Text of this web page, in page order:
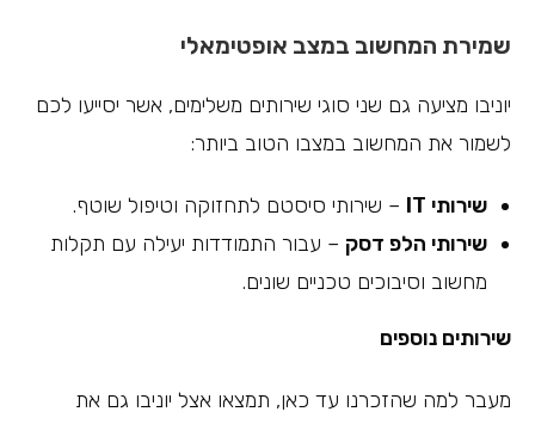
שמירת המחשוב במצב אופטימאלי
יוניבו מציעה גם שני סוגי שירותים משלימים, אשר יסייעו לכם
לשמור את המחשוב במצבו הטוב ביותר:
שירותי IT – שירותי סיסטם לתחזוקה וטיפול שוטף.
שירותי הלפ דסק – עבור התמודדות יעילה עם תקלות
מחשוב וסיבוכים טכניים שונים.
שירותים נוספים
מעבר למה שהזכרנו עד כאן, תמצאו אצל יוניבו גם את